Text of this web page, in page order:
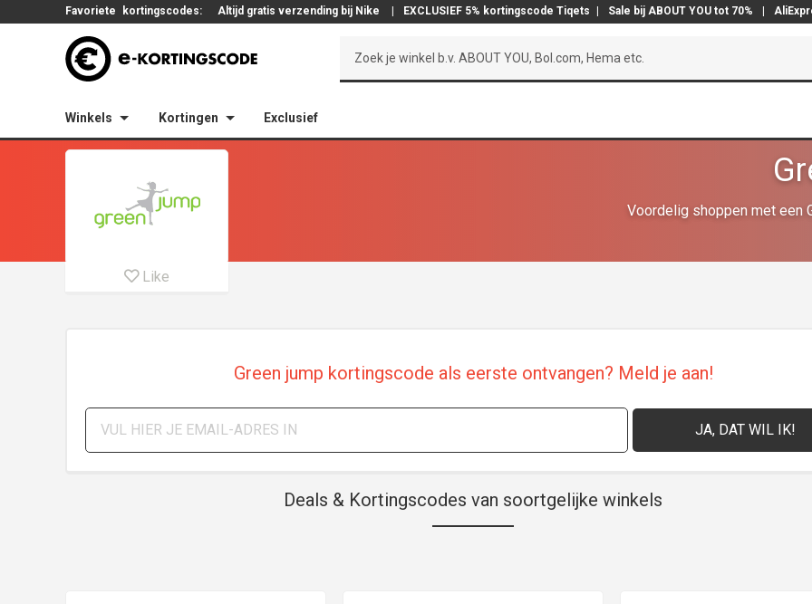
Favoriete kortingscodes: Altijd gratis verzending bij Nike EXCLUSIEF 5% kortingscode Tiqets Sale bij ABOUT YOU tot 70%
Winkels Kortingen Exclusief
Voordelig shoppen met een
Like
Green jump kortingscode als eerste ontvangen? Meld je aan!
Deals & Kortingscodes van soortgelijke winkels